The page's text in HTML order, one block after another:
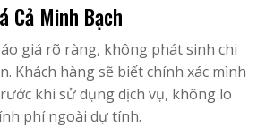
Cả Minh Bạch
giá rõ ràng, không phát sinh chi
Khách hàng sẽ biết chính xác mình
khi sử dụng dịch vụ, không lo
phí ngoài dự tính.